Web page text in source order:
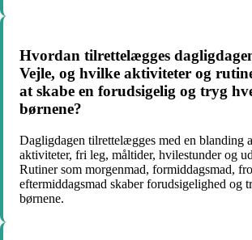
Hvordan tilrettelægges
Vejle, og hvilke aktiviteter og
at skabe en forudsigelig og tryg
børnene?
Dagligdagen tilrettelægges med en blanding
aktiviteter, fri leg, måltider, hvilestunder og
Rutiner som morgenmad, formiddagsmad,
eftermiddagsmad skaber forudsigelighed og
børnene.